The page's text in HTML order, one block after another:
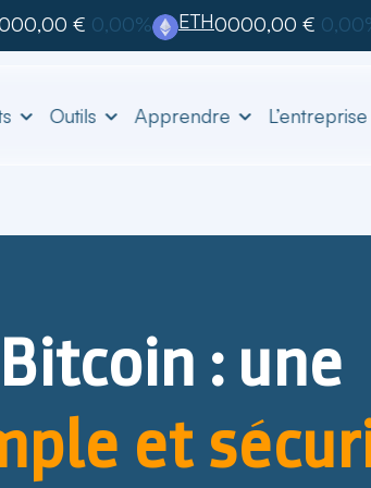
€ 0,00% ETH0000,00 €
Outils Apprendre L’entreprise
: une
et